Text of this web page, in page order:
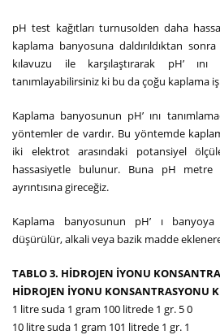
pH test kağıtları turnusolden daha
kaplama banyosuna daldırıldıktan
kılavuzu ile karşılaştırarak pH’
tanımlayabilirsiniz ki bu da çoğu kaplama
Kaplama banyosunun pH’ ını
yöntemler de vardır. Bu yöntemde
iki elektrot arasındaki potansiyel
hassasiyetle bulunur. Buna pH metre
ayrıntısına gireceğiz.
Kaplama banyosunun pH’ ı
düşürülür, alkali veya bazik madde
TABLO 3. HİDROJEN İYONU
HİDROJEN İYONU KONSANTRASYONU
1 litre suda 1 gram 100 litrede 1 gr. 5 0
10 litre suda 1 gram 101 litrede 1 gr. 1